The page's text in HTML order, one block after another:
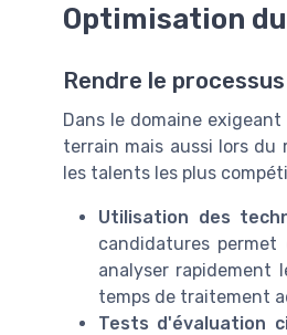
Optimisation
Rendre le
Dans le domaine
terrain mais aussi lors
les talents les plus
Utilisation des
candidatures permet
analyser rapidement
temps de traitement
Tests d'évaluation